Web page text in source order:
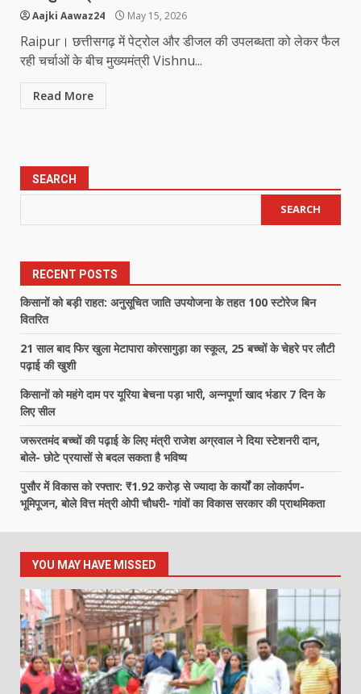
Aajki Aawaz24 May 15, 2026
Raipur। छत्तीसगढ़ में पेट्रोल और डीजल की उपलब्धता को लेकर फैल
रही चर्चाओं के बीच मुख्यमंत्री Vishnu...
Read More
SEARCH
SEARCH
RECENT POSTS
किसानों को बड़ी राहत: अनुसूचित जाति उपयोजना के तहत 100 स्टोरेज बिन
वितरित
21 साल बाद फिर खुला मेटापारा कोरसागुड़ा का स्कूल, 25 बच्चों के चेहरे पर लौटी
पढ़ाई की खुशी
किसानों को महंगे दाम पर यूरिया बेचना पड़ा भारी, अन्नपूर्णा खाद भंडार 7 दिन के
लिए सील
जरूरतमंद बच्चों की पढ़ाई के लिए मंत्री राजेश अग्रवाल ने दिया स्टेशनरी दान,
बोले- छोटे प्रयासों से बदल सकता है भविष्य
पुसौर में विकास को रफ्तार: ₹1.92 करोड़ से ज्यादा के कार्यों का लोकार्पण-
भूमिपूजन, बोले वित्त मंत्री ओपी चौधरी- गांवों का विकास सरकार की प्राथमिकता
YOU MAY HAVE MISSED